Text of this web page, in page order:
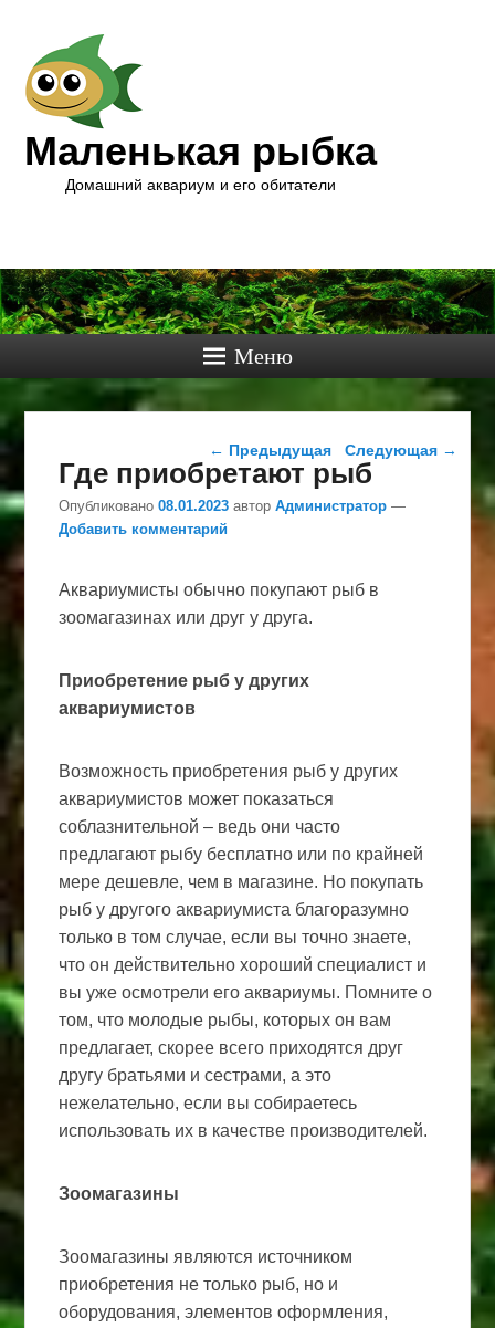
Маленькая рыбка
Домашний аквариум и его обитатели
Меню
Навигация по записям
← Предыдущая Следующая →
Где приобретают рыб
Опубликовано08.01.2023 авторАдминистратор —
Добавить комментарий
Аквариумисты обычно покупают рыб в
зоомагазинах или друг у друга.
Приобретение рыб у других
аквариумистов
Возможность приобретения рыб у других
аквариумистов может показаться
соблазнительной – ведь они часто
предлагают рыбу бесплатно или по крайней
мере дешевле, чем в магазине. Но покупать
рыб у другого аквариумиста благоразумно
только в том случае, если вы точно знаете,
что он действительно хороший специалист и
вы уже осмотрели его аквариумы. Помните о
том, что молодые рыбы, которых он вам
предлагает, скорее всего приходятся друг
другу братьями и сестрами, а это
нежелательно, если вы собираетесь
использовать их в качестве производителей.
Зоомагазины
Зоомагазины являются источником
приобретения не только рыб, но и
оборудования, элементов оформления,